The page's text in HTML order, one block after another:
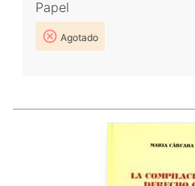
Papel
Agotado